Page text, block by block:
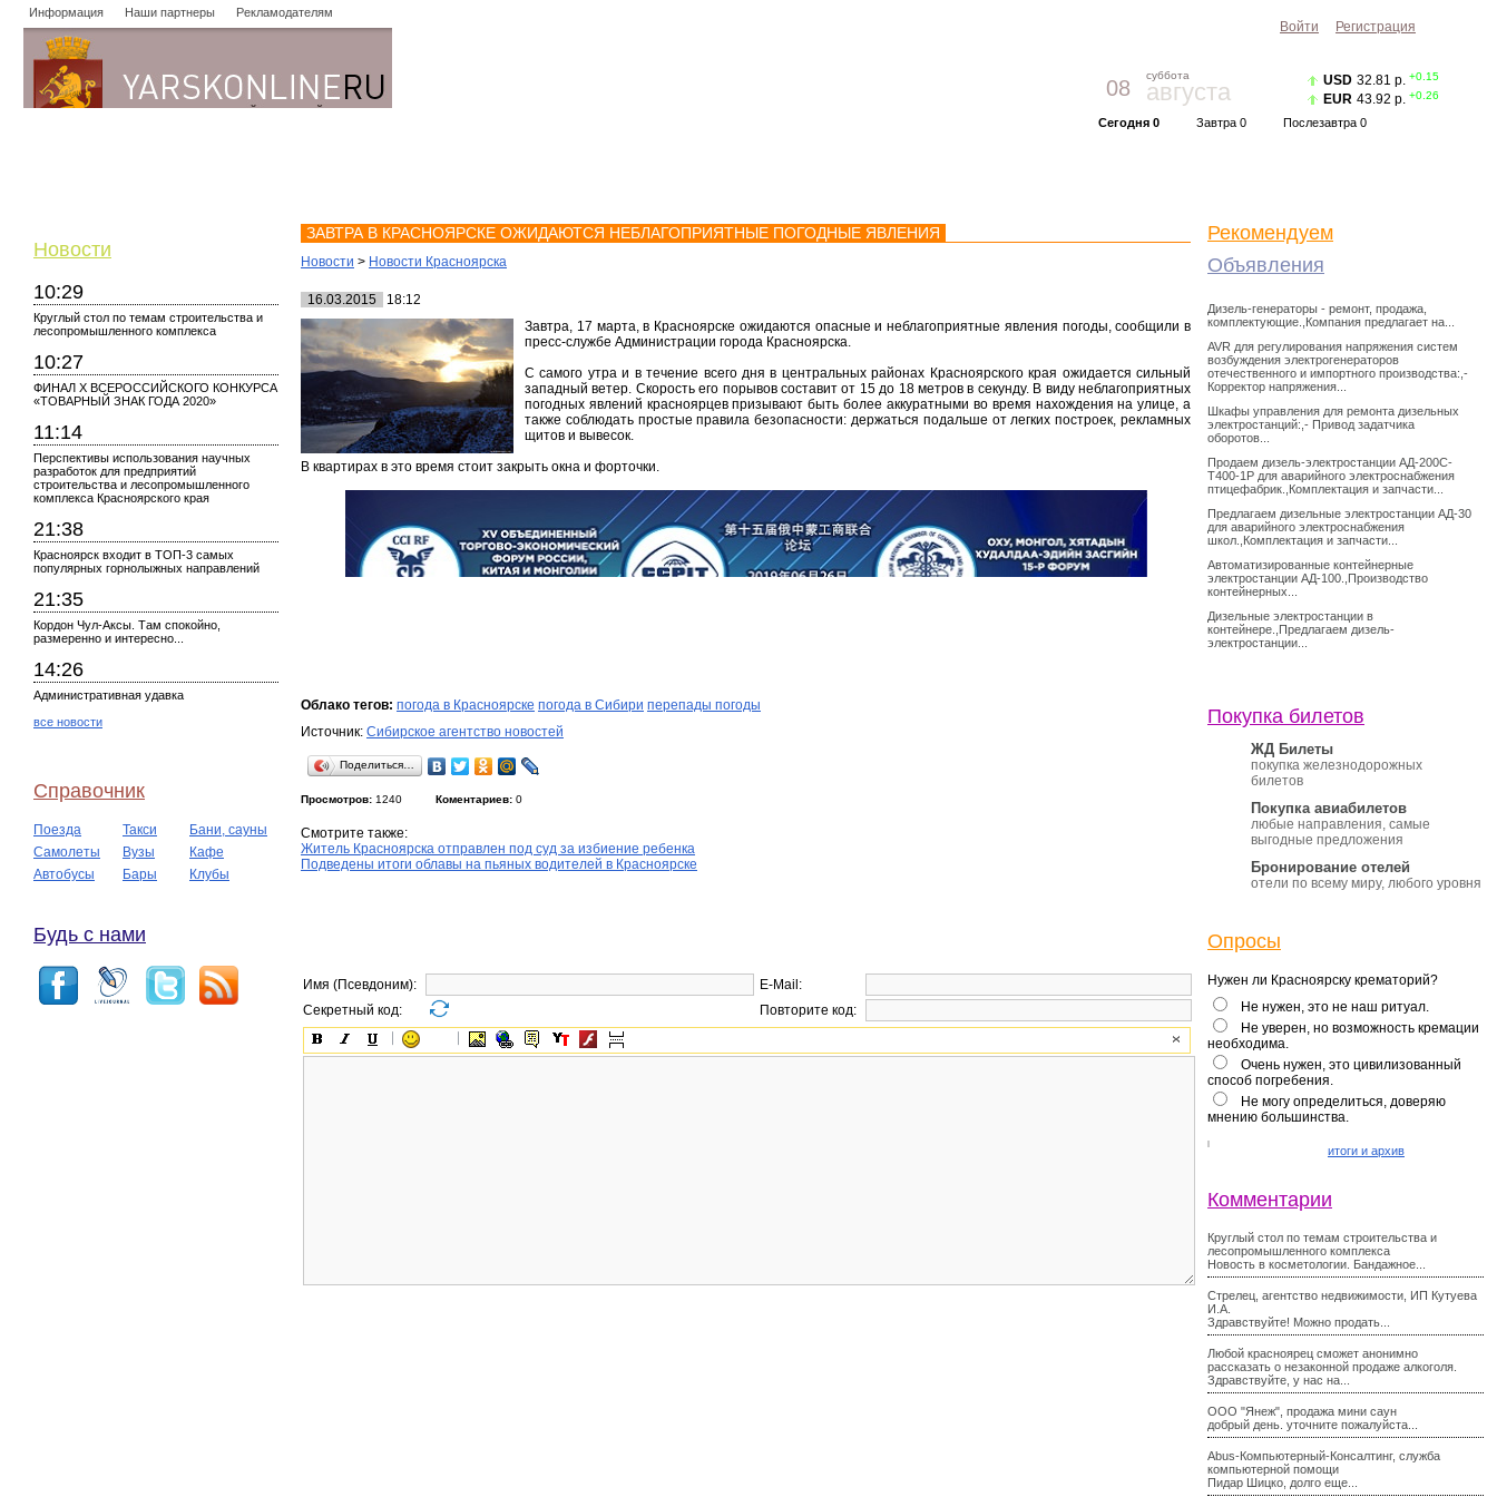
Информация Наши партнеры Рекламодателям
08
суббота
августа
Сегодня 0 Завтра 0 Послезавтра 0
USD 32.81 р. +0.15
EUR 43.92 р. +0.26
Новости
10:29
Круглый стол по темам строительства и
лесопромышленного комплекса
10:27
ФИНАЛ X ВСЕРОССИЙСКОГО КОНКУРСА
«ТОВАРНЫЙ ЗНАК ГОДА 2020»
11:14
Перспективы использования научных
разработок для предприятий
строительства и лесопромышленного
комплекса Красноярского края
21:38
Красноярск входит в ТОП-3 самых
популярных горнолыжных направлений
21:35
Кордон Чул-Аксы. Там спокойно,
размеренно и интересно...
14:26
Административная удавка
все новости
Справочник
Поезда Такси
Бани, сауны
Самолеты
Вузы
Кафе
Автобусы
Бары Клубы
Будь с нами
ЗАВТРА В КРАСНОЯРСКЕ ОЖИДАЮТСЯ НЕБЛАГОПРИЯТНЫЕ ПОГОДНЫЕ ЯВЛЕНИЯ
Новости > Новости Красноярска
16.03.2015
18:12
Завтра, 17 марта, в Красноярске ожидаются опасные и неблагоприятные явления погоды, сообщили в
пресс-службе Администрации города Красноярска.
С самого утра и в течение всего дня в центральных районах Красноярского края ожидается сильный
западный ветер. Скорость его порывов составит от 15 до 18 метров в секунду. В виду неблагоприятных
погодных явлений красноярцев призывают быть более аккуратными во время нахождения на улице, а
также соблюдать простые правила безопасности: держаться подальше от легких построек, рекламных
щитов и вывесок.
В квартирах в это время стоит закрыть окна и форточки.
Облако тегов: погода в Красноярске погода в Сибири перепады погоды
Источник: Сибирское агентство новостей
Поделиться…
Просмотров: 1240 Коментариев: 0
Смотрите также:
Житель Красноярска отправлен под суд за избиение ребенка
Подведены итоги облавы на пьяных водителей в Красноярске
Имя (Псевдоним):
E-Mail:
Секретный код:
Повторите код:
Рекомендуем
Объявления
Дизель-генераторы - ремонт, продажа,
комплектующие.,Компания предлагает на...
AVR для регулирования напряжения систем
возбуждения электрогенераторов
отечественного и импортного производства:,-
Корректор напряжения...
Шкафы управления для ремонта дизельных
электростанций:,- Привод задатчика
оборотов...
Продаем дизель-электростанции АД-200С-
Т400-1Р для аварийного электроснабжения
птицефабрик.,Комплектация и запчасти...
Предлагаем дизельные электростанции АД-30
для аварийного электроснабжения
школ.,Комплектация и запчасти...
Автоматизированные контейнерные
электростанции АД-100.,Производство
контейнерных...
Дизельные электростанции в
контейнере.,Предлагаем дизель-
электростанции...
Покупка билетов
ЖД Билеты
покупка железнодорожных
билетов
Покупка авиабилетов
любые направления, самые
выгодные предложения
Бронирование отелей
отели по всему миру, любого уровня
Опросы
Нужен ли Красноярску крематорий?
Не нужен, это не наш ритуал.
Не уверен, но возможность кремации
необходима.
Очень нужен, это цивилизованный
способ погребения.
Не могу определиться, доверяю
мнению большинства.
итоги и архив
Комментарии
Круглый стол по темам строительства и
лесопромышленного комплекса
Новость в косметологии. Бандажное...
Стрелец, агентство недвижимости, ИП Кутуева
И.А.
Здравствуйте! Можно продать...
Любой красноярец сможет анонимно
рассказать о незаконной продаже алкоголя.
Здравствуйте, у нас на...
ООО "Янеж", продажа мини саун
добрый день. уточните пожалуйста...
Abus-Компьютерный-Консалтинг, служба
компьютерной помощи
Пидар Шицко, долго еще...
Войти Регистрация